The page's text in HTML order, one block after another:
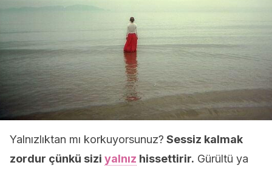
Yalnızlıktan mı korkuyorsunuz? Sessiz kalmak
zordur çünkü sizi yalnız hissettirir. Gürültü ya